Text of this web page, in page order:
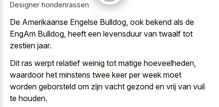
Designer hondenrassen
De Amerikaanse Engelse Bulldog, ook bekend als de
EngAm Bulldog, heeft een levensduur van twaalf tot
zestien jaar.
Dit ras werpt relatief weinig tot matige hoeveelheden,
waardoor het minstens twee keer per week moet
worden geborsteld om zijn vacht gezond en vrij van vuil
te houden.